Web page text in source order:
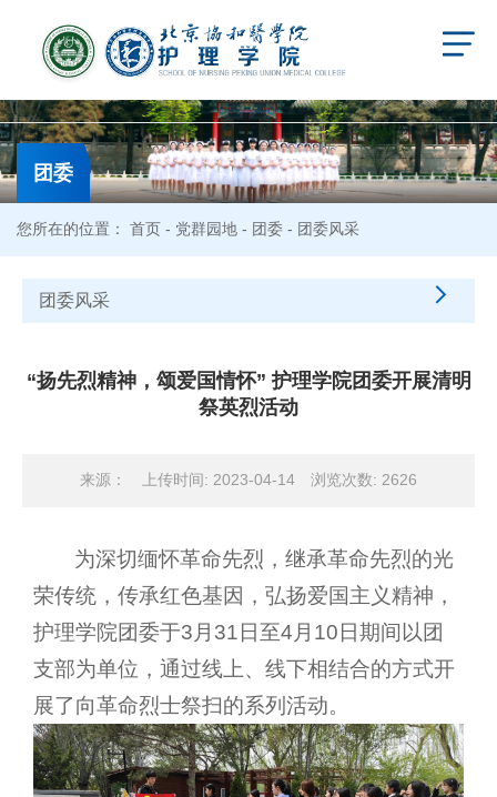
团委
您所在的位置： 首页 - 党群园地 - 团委 - 团委风采
团委风采
“扬先烈精神，颂爱国情怀” 护理学院团委开展清明
祭英烈活动
来源： 上传时间: 2023-04-14 浏览次数: 2626
为深切缅怀革命先烈，继承革命先烈的光
荣传统，传承红色基因，弘扬爱国主义精神，
护理学院团委于3月31日至4月10日期间以团
支部为单位，通过线上、线下相结合的方式开
展了向革命烈士祭扫的系列活动。